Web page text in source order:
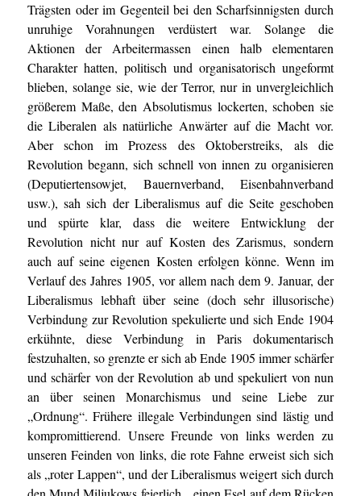
Trägsten oder im Gegenteil bei den Scharfsinnigsten durch
unruhige Vorahnungen verdüstert war. Solange die
Aktionen der Arbeitermassen einen halb elementaren
Charakter hatten, politisch und organisatorisch ungeformt
blieben, solange sie, wie der Terror, nur in unvergleichlich
größerem Maße, den Absolutismus lockerten, schoben sie
die Liberalen als natürliche Anwärter auf die Macht vor.
Aber schon im Prozess des Oktoberstreiks, als die
Revolution begann, sich schnell von innen zu organisieren
(Deputiertensowjet, Bauernverband, Eisenbahnverband
usw.), sah sich der Liberalismus auf die Seite geschoben
und spürte klar, dass die weitere Entwicklung der
Revolution nicht nur auf Kosten des Zarismus, sondern
auch auf seine eigenen Kosten erfolgen könne. Wenn im
Verlauf des Jahres 1905, vor allem nach dem 9. Januar, der
Liberalismus lebhaft über seine (doch sehr illusorische)
Verbindung zur Revolution spekulierte und sich Ende 1904
erkühnte, diese Verbindung in Paris dokumentarisch
festzuhalten, so grenzte er sich ab Ende 1905 immer schärfer
und schärfer von der Revolution ab und spekuliert von nun
an über seinen Monarchismus und seine Liebe zur
„Ordnung“. Frühere illegale Verbindungen sind lästig und
kompromittierend. Unsere Freunde von links werden zu
unseren Feinden von links, die rote Fahne erweist sich sich
als „roter Lappen“, und der Liberalismus weigert sich durch